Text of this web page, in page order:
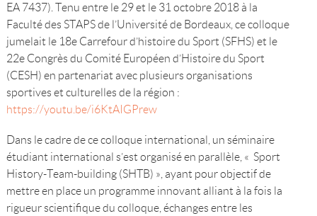
EA 7437). Tenu entre le 29 et le 31 octobre 2018 à la
Faculté des STAPS de l’Université de Bordeaux, ce colloque
jumelait le 18e Carrefour d’histoire du Sport (SFHS) et le
22e Congrès du Comité Européen d’Histoire du Sport
(CESH) en partenariat avec plusieurs organisations
sportives et culturelles de la région :
https://youtu.be/i6KtAIGPrew
Dans le cadre de ce colloque international, un séminaire
étudiant international s’est organisé en parallèle, « Sport
History-Team-building (SHTB) », ayant pour objectif de
mettre en place un programme innovant alliant à la fois la
rigueur scientifique du colloque, échanges entre les